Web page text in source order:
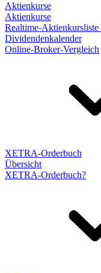
Aktienkurse
Aktienkurse
Realtime-
Dividendenkalender
Online-Broker-Vergleich
XETRA-Orderbuch
Übersicht
XETRA-Orderbuch?